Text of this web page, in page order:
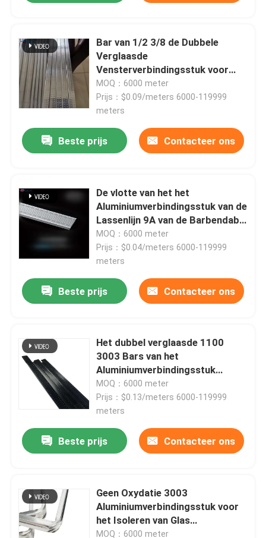
Bar van 1/2 3/8 de Dubbele
Verglaasde
Vensterverbindingsstuk voor
Dubbele Verglaasde Eenheden
MOQ：6000 meter
Prijs：$0.09/meters 6000-119999
meters
Beste prijs Contacteer ons
De vlotte van het het
Aluminiumverbindingsstuk van de
Lassenlijn 9A van de Barbendable
Bar van het de
Deurverbindingsstuk Unbendable
MOQ：6000 meter
Prijs：$0.04/meters 6000-119999
meters
Beste prijs Contacteer ons
Het dubbel verglaasde 1100
3003 Bars van het
Aluminiumverbindingsstuk
aanpast Kleur het Glanzen
Oppervlakte
MOQ：6000 meter
Prijs：$0.13/meters 6000-119999
meters
Beste prijs Contacteer ons
Geen Oxydatie 3003
Aluminiumverbindingsstuk voor
het Isoleren van Glas
0.330.35mm
MOQ：6000 meter